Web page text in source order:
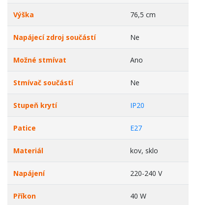
Výška 76,5 cm
Napájecí zdroj součástí Ne
Možné stmívat Ano
Stmívač součástí Ne
Stupeň krytí IP20
Patice E27
Materiál kov, sklo
Napájení 220-240 V
Příkon 40 W